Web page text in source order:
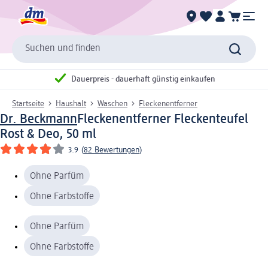
Suchen und finden
Dauerpreis - dauerhaft günstig einkaufen
Startseite Haushalt Waschen Fleckenentferner
Dr. BeckmannFleckenentferner Fleckenteufel
Rost & Deo, 50 ml
3.9 (82 Bewertungen)
Ohne Parfüm
Ohne Farbstoffe
Ohne Parfüm
Ohne Farbstoffe